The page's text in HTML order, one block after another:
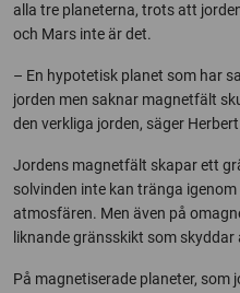
alla tre planeterna, trots att
och Mars inte är det.
– En hypotetisk planet som har
jorden men saknar magnetfält
den verkliga jorden, säger Herbert
Jordens magnetfält skapar ett
solvinden inte kan tränga
atmosfären. Men även på
liknande gränsskikt som
På magnetiserade planeter, som